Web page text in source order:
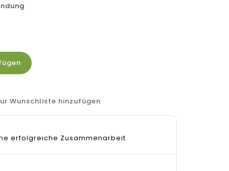
Wunschliste hinzufügen
erfolgreiche Zusammenarbeit